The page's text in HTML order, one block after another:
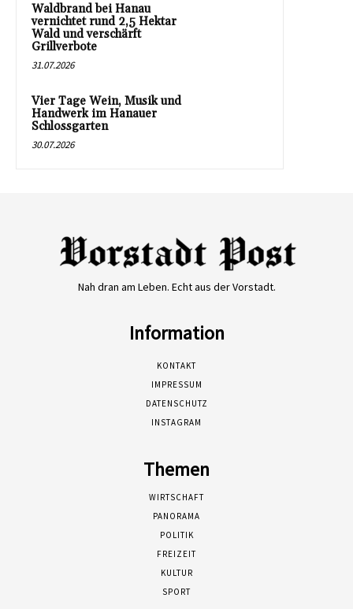
Waldbrand bei Hanau
vernichtet rund 2,5 Hektar
Wald und verschärft
Grillverbote
31.07.2026
Vier Tage Wein, Musik und
Handwerk im Hanauer
Schlossgarten
30.07.2026
Nah dran am Leben. Echt aus der Vorstadt.
Information
KONTAKT
IMPRESSUM
DATENSCHUTZ
INSTAGRAM
Themen
WIRTSCHAFT
PANORAMA
POLITIK
FREIZEIT
KULTUR
SPORT